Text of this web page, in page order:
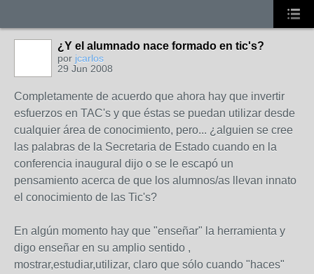
¿Y el alumnado nace formado en tic's?
por jcarlos
29 Jun 2008
Completamente de acuerdo que ahora hay que invertir
esfuerzos en TAC's y que éstas se puedan utilizar desde
cualquier área de conocimiento, pero... ¿alguien se cree
las palabras de la Secretaria de Estado cuando en la
conferencia inaugural dijo o se le escapó un
pensamiento acerca de que los alumnos/as llevan innato
el conocimiento de las Tic's?
En algún momento hay que "enseñar" la herramienta y
digo enseñar en su amplio sentido ,
mostrar,estudiar,utilizar, claro que sólo cuando "haces"